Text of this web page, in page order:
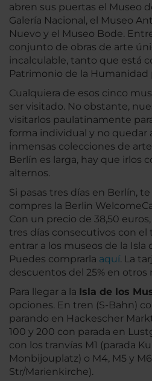
abren sus puertas el Museo
Galería Nacional, el Museo
Nuevo y el Museo Bode.
conjunto de obras de arte
incalculable, tanto que está
Patrimonio de la Humanidad
Cualquiera de esos cinco
ser visitado. No obstante,
visitarlos paulatinamente
forma individual y no quedar
inmensas colecciones de
Berlín es larga, hay que irlos
alternos.
Si pasas tres días en Berlín,
compres la Berlin
Con un precio de 38,50
tres días consecutivos con
entrar a los museos de la Isla
Puedes comprarla aquí. La
descuentos del 25% en otros
Para llegar a la Isla de los
opciones. En tren (S-Bahn)
parando en Hackescher
100 y 200 con parada en
con los tranvías M1 (parada
Monbijouplatz) o M4, M5 y
Str/Marienkirche).